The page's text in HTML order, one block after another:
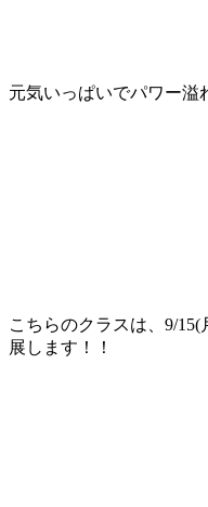
元気いっぱいでパワー溢
こちらのクラスは、9/
展します！！